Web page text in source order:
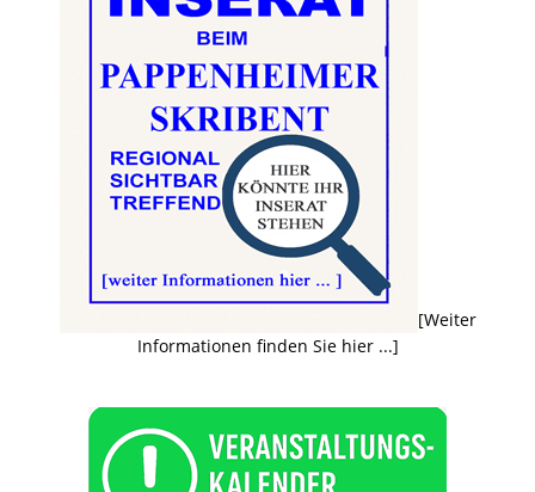
[Weiter
Informationen finden Sie hier ...]